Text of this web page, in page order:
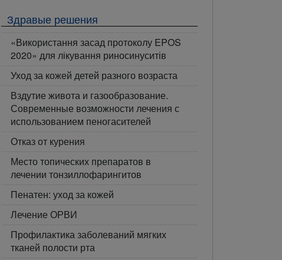
Здравые решения
«Використання засад протоколу EPOS
2020» для лікування риносинуситів
Уход за кожей детей разного возраста
Вздутие живота и газообразование.
Современные возможности лечения с
использованием пеногасителей
Отказ от курения
Место топических препаратов в
лечении тонзиллофарингитов
Пенатен: уход за кожей
Лечение ОРВИ
Профилактика заболеваний мягких
тканей полости рта